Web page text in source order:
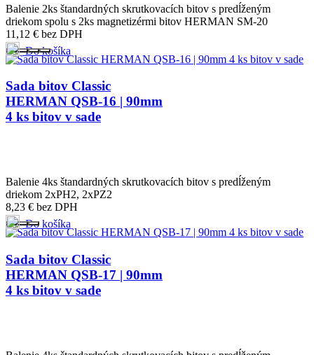
Balenie 2ks štandardných skrutkovacích bitov s predĺženým
driekom spolu s 2ks magnetizérmi bitov HERMAN SM-20
11,12 € bez DPH
Do košíka
Sada bitov Classic
HERMAN QSB-16 | 90mm
4 ks bitov v sade
Balenie 4ks štandardných skrutkovacích bitov s predĺženým
driekom 2xPH2, 2xPZ2
8,23 € bez DPH
Do košíka
Sada bitov Classic
HERMAN QSB-17 | 90mm
4 ks bitov v sade